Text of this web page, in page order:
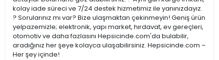
kolay iade süreci ve 7/24 destek hizmetimiz ile yanınızdayız.
? Sorularınız mı var? Bize ulaşmaktan çekinmeyin! Geniş ürün
yelpazemizle; elektronik, yapı market, hırdavat, ev gereçleri,
otomotiv ve daha fazlasını Hepsicinde.com'da bulabilir,
aradığınız her şeye kolayca ulaşabilirsiniz. Hepsicinde.com –
Her şey içinde!